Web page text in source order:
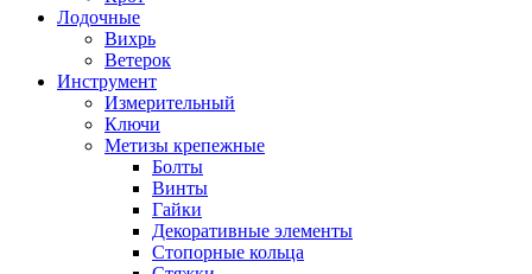
Лодочные
Вихрь
Ветерок
Инструмент
Измерительный
Ключи
Метизы крепежные
Болты
Винты
Гайки
Декоративные элементы
Стопорные кольца